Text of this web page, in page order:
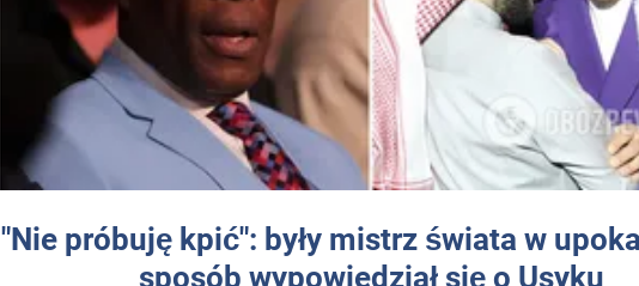
"Nie próbuję kpić": były mistrz świata w
sposób wypowiedział się o Usyku